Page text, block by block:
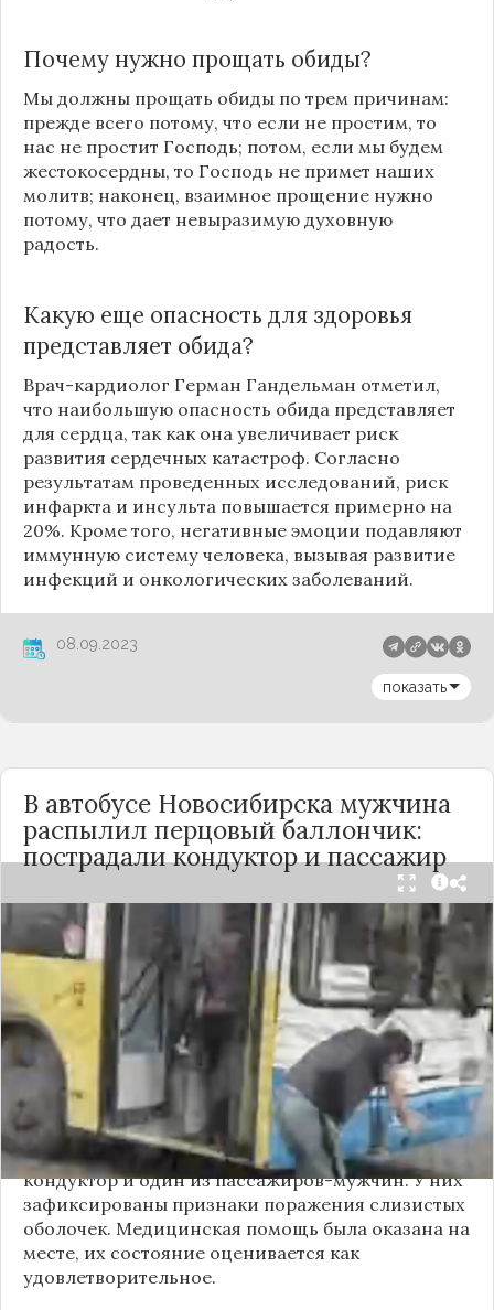
Почему нужно прощать обиды?
Мы должны прощать обиды по трем причинам:
прежде всего потому, что если не простим, то
нас не простит Господь; потом, если мы будем
жестокосердны, то Господь не примет наших
молитв; наконец, взаимное прощение нужно
потому, что дает невыразимую духовную
радость.
Какую еще опасность для здоровья
представляет обида?
Врач-кардиолог Герман Гандельман отметил,
что наибольшую опасность обида представляет
для сердца, так как она увеличивает риск
развития сердечных катастроф. Согласно
результатам проведенных исследований, риск
инфаркта и инсульта повышается примерно на
20%. Кроме того, негативные эмоции подавляют
иммунную систему человека, вызывая развитие
инфекций и онкологических заболеваний.
08.09.2023
показать
В автобусе Новосибирска мужчина
распылил перцовый баллончик:
пострадали кондуктор и пассажир
Вечером 24 сентября в салоне автобуса маршрута
№18 в Новосибирске произошёл инцидент с
применением перцового баллончика. Как
сообщили очевидцы в
Telegram-канале
«Инцидент Новосибирск», неизвестный
мужчина с бородой сначала вступил в перепалку
с кондуктором, затем поссорился с другими
пассажирами. В ходе конфликта он достал
газовый баллончик и распылил его в салоне.
По предварительным данным, пострадали
кондуктор и один из пассажиров-мужчин. У них
зафиксированы признаки поражения слизистых
оболочек. Медицинская помощь была оказана на
месте, их состояние оценивается как
удовлетворительное.